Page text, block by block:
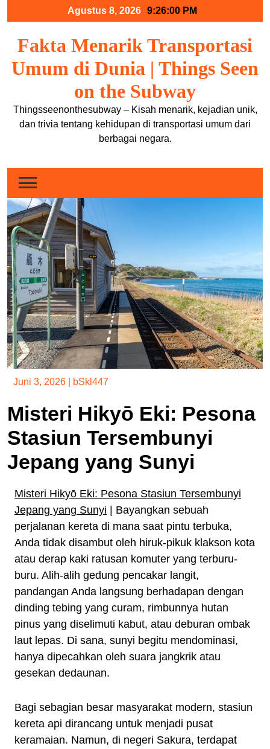
Agustus 8, 2026 9:26:00 PM
Fakta Menarik Transportasi
Umum di Dunia | Things Seen
on the Subway
Thingsseenonthesubway – Kisah menarik, kejadian unik,
dan trivia tentang kehidupan di transportasi umum dari
berbagai negara.
Juni 3, 2026 bSkl447
Misteri Hikyō Eki: Pesona
Stasiun Tersembunyi
Jepang yang Sunyi
Misteri Hikyō Eki: Pesona Stasiun Tersembunyi
Jepang yang Sunyi | Bayangkan sebuah
perjalanan kereta di mana saat pintu terbuka,
Anda tidak disambut oleh hiruk-pikuk klakson kota
atau derap kaki ratusan komuter yang terburu-
buru. Alih-alih gedung pencakar langit,
pandangan Anda langsung berhadapan dengan
dinding tebing yang curam, rimbunnya hutan
pinus yang diselimuti kabut, atau deburan ombak
laut lepas. Di sana, sunyi begitu mendominasi,
hanya dipecahkan oleh suara jangkrik atau
gesekan dedaunan.
Bagi sebagian besar masyarakat modern, stasiun
kereta api dirancang untuk menjadi pusat
keramaian. Namun, di negeri Sakura, terdapat